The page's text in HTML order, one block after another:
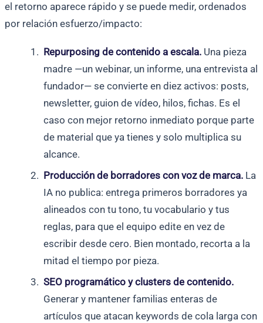
el retorno aparece rápido y se puede medir, ordenados
por relación esfuerzo/impacto:
Repurposing de contenido a escala. Una pieza
madre —un webinar, un informe, una entrevista al
fundador— se convierte en diez activos: posts,
newsletter, guion de vídeo, hilos, fichas. Es el
caso con mejor retorno inmediato porque parte
de material que ya tienes y solo multiplica su
alcance.
Producción de borradores con voz de marca. La
IA no publica: entrega primeros borradores ya
alineados con tu tono, tu vocabulario y tus
reglas, para que el equipo edite en vez de
escribir desde cero. Bien montado, recorta a la
mitad el tiempo por pieza.
SEO programático y clusters de contenido.
Generar y mantener familias enteras de
artículos que atacan keywords de cola larga con